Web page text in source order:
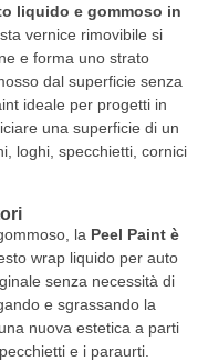
liquido e gommoso in
vernice rimovibile si
e forma uno strato
dal superficie senza
ideale per progetti in
una superficie di un
loghi, specchietti, cornici
la Peel Paint è
wrap liquido per auto
senza necessità di
e sgrassando la
nuova estetica a parti
e i paraurti.